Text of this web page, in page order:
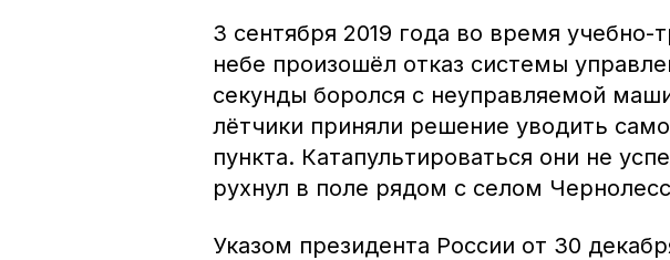
3 сентября 2019 года во время учебно-
небе произошёл отказ системы
секунды боролся с неуправляемой
лётчики приняли решение уводить
пункта. Катапультироваться они не
рухнул в поле рядом с селом
Указом президента России от 30